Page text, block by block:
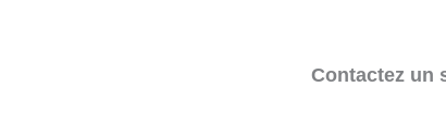
Contactez un